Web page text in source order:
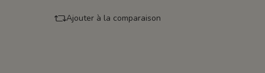
Ajouter à la comparaison